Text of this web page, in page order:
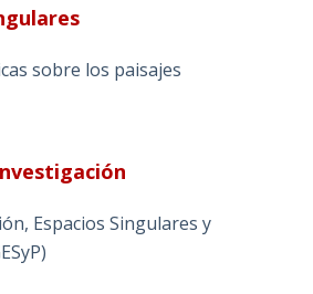
sobre los paisajes
Espacios Singulares y